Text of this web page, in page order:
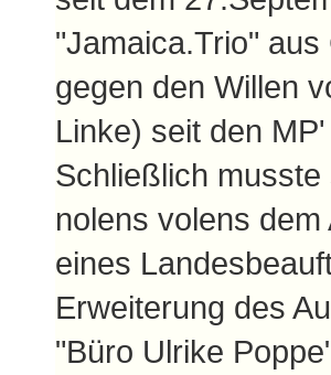
"Jamaica.Trio"
gegen den Willen
Linke) seit den
Schließlich
nolens volens
eines
Erweiterung des
"Büro Ulrike